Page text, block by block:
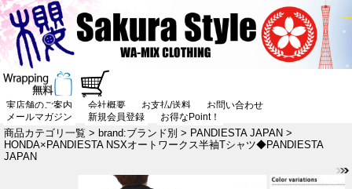
実店舗のご案内 会社概要 お支払/送料
お問い合わせ
メールマガジン
新規会員登録 お得なPoint！
商品カテゴリ一覧 > brand:ブランド別 > PANDIESTA JAPAN >
HONDA×PANDIESTA NSXオートワークス半袖Tシャツ◆PANDIESTA
JAPAN